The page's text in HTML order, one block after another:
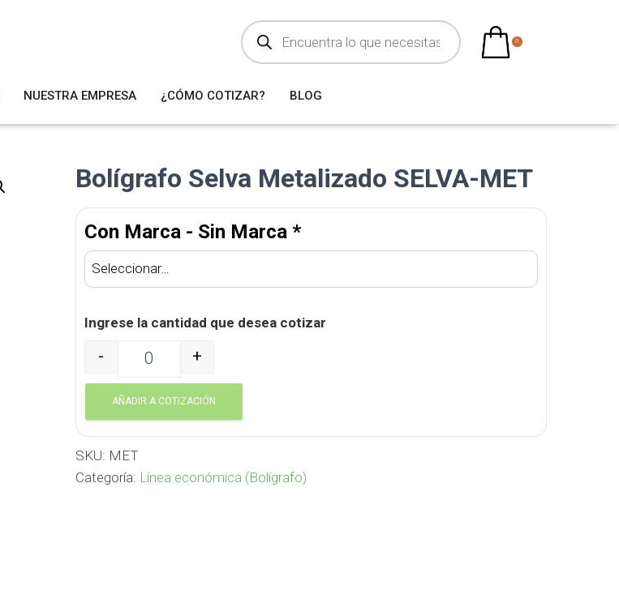
ú
q
a
d
t
o
0
NUESTRA EMPRESA ¿CÓMO COTIZAR? BLOG
Bolígrafo Selva Metalizado SELVA-MET
Con Marca - Sin Marca *
Ingrese la cantidad que desea cotizar
Bolígrafo Selva Metalizado SELVA-MET cantidad
- +
AÑADIR A COTIZACIÓN
SKU: MET
Categoría: Línea económica (Bolígrafo)